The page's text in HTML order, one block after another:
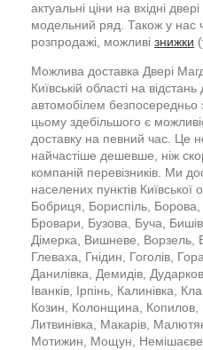
актуальні ціни на вхідні
модельний ряд. Також у нас
розпродажі, можливі знижки
Можлива доставка Двері
Київській області на
автомобілем
цьому здебільшого є
доставку на певний час. Це
найчастіше дешевше, ніж
компаній перевізників. Ми
населених пунктів Київської
Бобриця, Бориспіль,
Бровари, Бузова, Буча,
Дімерка, Вишневе, Ворзель,
Глеваха, Гнідин, Гоголів,
Данилівка, Демидів,
Іванків, Ірпінь, Калинівка,
Козин, Колонщина, Копилов,
Литвинівка, Макарів,
Мотижин, Мощун, Немішаєве,